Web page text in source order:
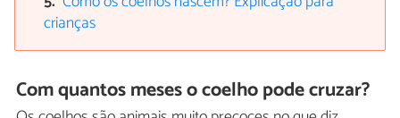
crianças
Com quantos meses o coelho pode cruzar?